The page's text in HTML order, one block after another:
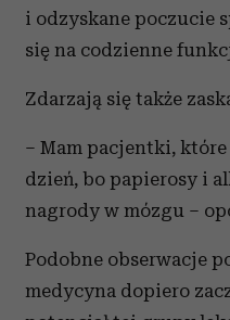
i odzyskane poczucie
się na codzienne
Zdarzają się także
– Mam pacjentki,
dzień, bo papierosy i
nagrody w mózgu –
Podobne obserwacje
medycyna dopiero